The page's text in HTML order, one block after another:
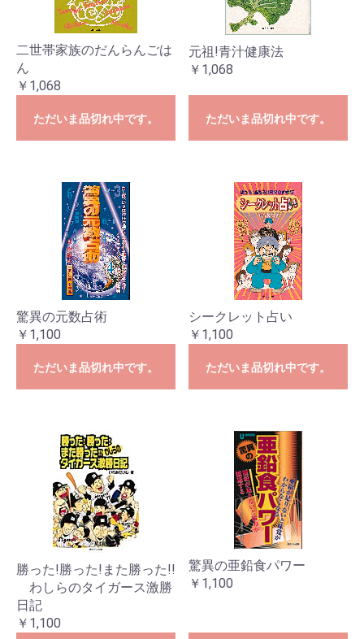
二世帯家族のだんらんごは
ん
￥1,068
ただいま品切れ中です。
元祖!青汁健康法
￥1,068
ただいま品切れ中です。
驚異の元数占術
￥1,100
ただいま品切れ中です。
シークレット占い
￥1,100
ただいま品切れ中です。
勝った!勝った!また勝った!!
わしらのタイガース激勝
日記
￥1,100
驚異の亜鉛食パワー
￥1,100